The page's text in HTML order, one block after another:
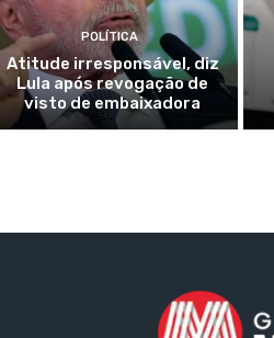
POLÍTICA
Atitude irresponsável, diz
Lula após revogação de
visto de embaixadora